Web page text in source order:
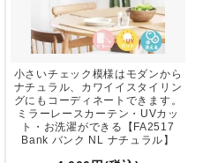
小さいチェック模様はモダンから
ナチュラル、カワイイスタイリン
グにもコーディネートできます。
ミラーレースカーテン・UVカッ
ト・お洗濯ができる【FA2517
Bank バンク NL ナチュラル】